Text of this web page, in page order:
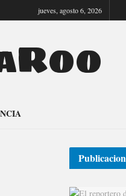
jueves, agosto 6, 2026